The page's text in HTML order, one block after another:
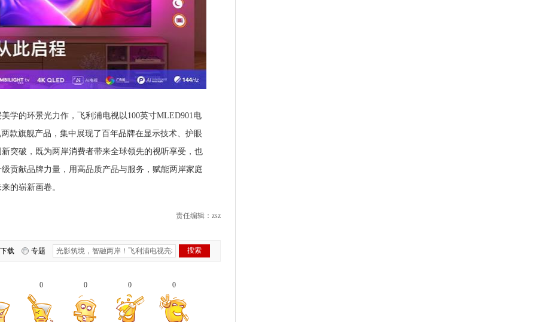
的环景光力作，飞利浦电视以100英寸MLED901电
款旗舰产品，集中展现了百年品牌在显示技术、护眼
突破，既为两岸消费者带来全球领先的视听享受，也
贡献品牌力量，用高品质产品与服务，赋能两岸家庭
的崭新画卷。
责任编辑：zsz
下载 专题
0 0 0 0